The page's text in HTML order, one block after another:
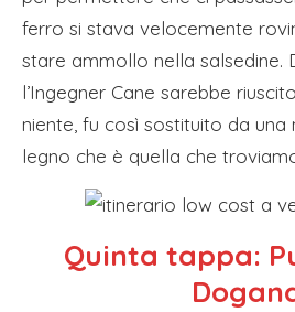
ferro si stava velocemente
stare ammollo nella salsedine.
l’Ingegner Cane sarebbe
niente, fu così sostituito da una
legno che è quella che
Quinta tappa: